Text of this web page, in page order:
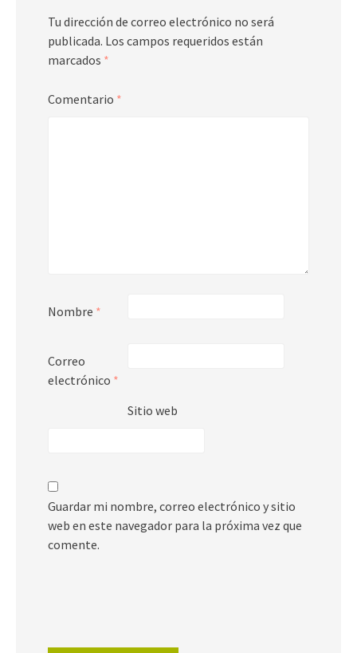
Tu dirección de correo electrónico no será
publicada. Los campos requeridos están
marcados *
Comentario *
Nombre *
Correo
electrónico *
Sitio web
Guardar mi nombre, correo electrónico y sitio
web en este navegador para la próxima vez que
comente.